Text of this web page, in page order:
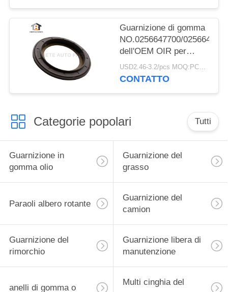
gomma
Guarnizione di gomma
NO.0256647700/
dell'OEM OIR per
l'asse 117.5*158*17.8
millimetro di BPW per il
USD2.46-3.2/pcs MOQ:PCS 1000
CONTATTO
Categorie popolari Tutti
Guarnizione in
gomma olio
Guarnizione del
grasso
Paraoli albero rotante
Guarnizione del
camion
Guarnizione del
rimorchio
Guarnizione libera di
manutenzione
anelli di gomma o
Multi cinghia del